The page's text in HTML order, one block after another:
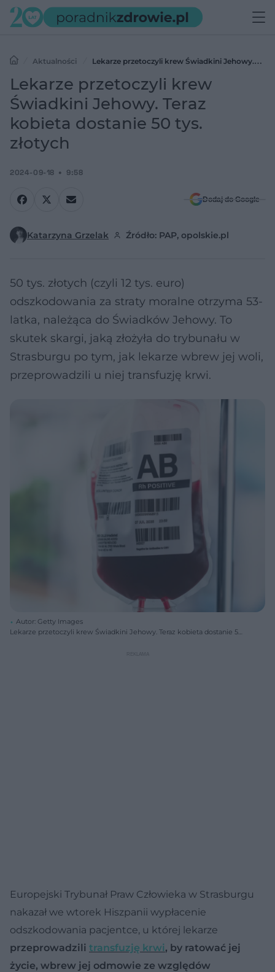
Aktualności
Lekarze przetoczyli krew Świadkini Jehowy.
Teraz kobieta dostanie 50 tys. złotych
Lekarze przetoczyli krew
Świadkini Jehowy. Teraz
kobieta dostanie 50 tys.
złotych
2024-09-18 9:58
Dodaj do Google
Katarzyna Grzelak Źródło: PAP, opolskie.pl
50 tys. złotych (czyli 12 tys. euro)
odszkodowania za straty moralne otrzyma 53-
latka, należąca do Świadków Jehowy. To
skutek skargi, jaką złożyła do trybunału w
Strasburgu po tym, jak lekarze wbrew jej woli,
przeprowadzili u niej transfuzję krwi.
Autor: Getty Images
Lekarze przetoczyli krew Świadkini Jehowy. Teraz kobieta dostanie 50
Europejski Trybunał Praw Człowieka w Strasburgu
nakazał we wtorek Hiszpanii wypłacenie
odszkodowania pacjentce, u której lekarze
przeprowadzili transfuzję krwi, by ratować jej
życie, wbrew jej odmowie ze względów